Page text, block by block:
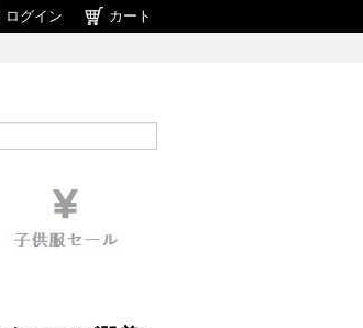
ログイン カート